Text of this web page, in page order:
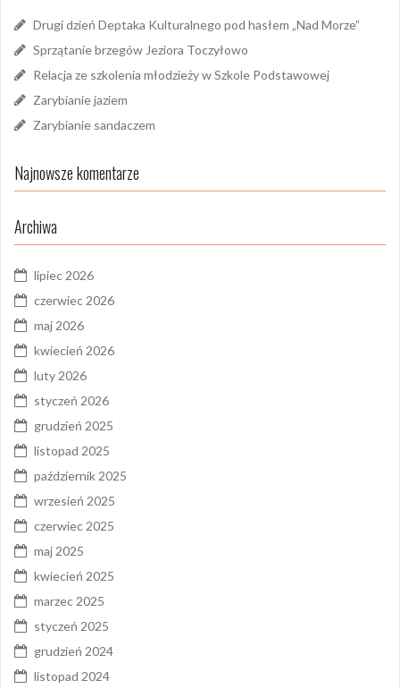
Drugi dzień Deptaka Kulturalnego pod hasłem „Nad Morze”
Sprzątanie brzegów Jeziora Toczyłowo
Relacja ze szkolenia młodzieży w Szkole Podstawowej
Zarybianie jaziem
Zarybianie sandaczem
Najnowsze komentarze
Archiwa
lipiec 2026
czerwiec 2026
maj 2026
kwiecień 2026
luty 2026
styczeń 2026
grudzień 2025
listopad 2025
październik 2025
wrzesień 2025
czerwiec 2025
maj 2025
kwiecień 2025
marzec 2025
styczeń 2025
grudzień 2024
listopad 2024